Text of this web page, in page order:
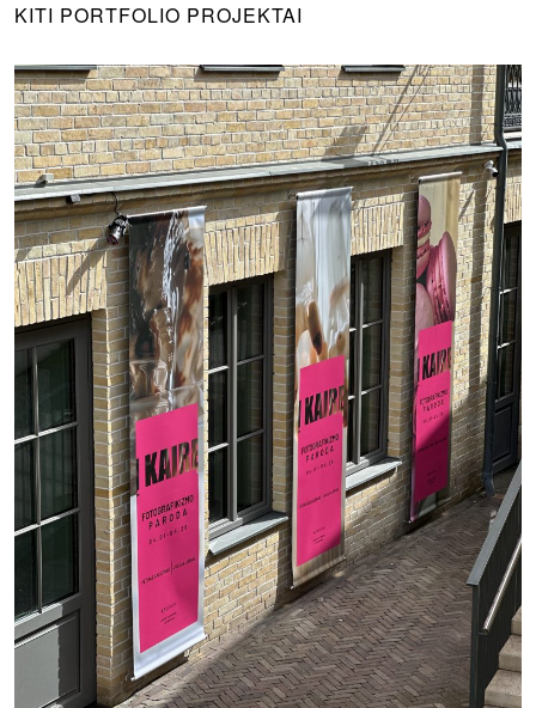
KITI PORTFOLIO PROJEKTAI